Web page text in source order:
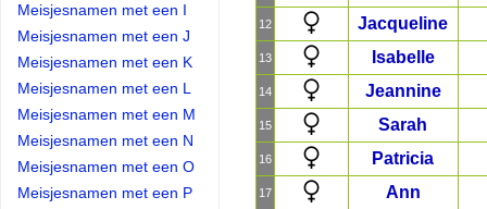
Meisjesnamen met een I
Meisjesnamen met een J
Meisjesnamen met een K
Meisjesnamen met een L
Meisjesnamen met een M
Meisjesnamen met een N
Meisjesnamen met een O
Meisjesnamen met een P
12 Jacqueline
13 Isabelle
14 Jeannine
15 Sarah
16 Patricia
17 Ann